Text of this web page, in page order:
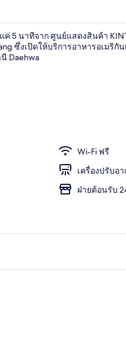
5 นาทีจาก ศูนย์แสดงสินค้า
ซึ่งเปิดให้บริการอาหารอเมริ
Daehwa
Wi-Fi ฟรี
เครื่องปรับอ
ฝ่ายต้อนรับ